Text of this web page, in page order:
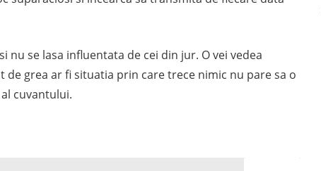
nu se lasa influentata de cei din jur. O vei vedea
de grea ar fi situatia prin care trece nimic nu pare sa o
cuvantului.